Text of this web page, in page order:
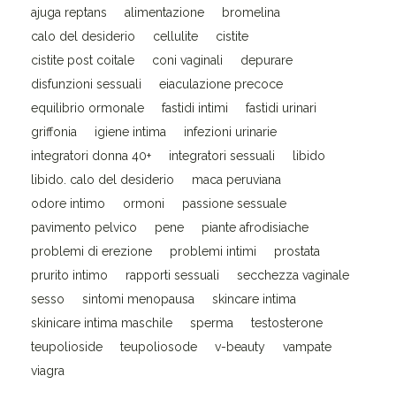
ajuga reptans alimentazione
bromelina
calo del desiderio
cellulite
cistite
cistite post coitale
coni vaginali
depurare
disfunzioni sessuali
eiaculazione precoce
equilibrio ormonale
fastidi intimi
fastidi urinari
griffonia
igiene intima
infezioni urinarie
integratori donna 40+
integratori sessuali
libido
libido. calo del desiderio
maca peruviana
odore intimo
ormoni
passione sessuale
pavimento pelvico
pene
piante afrodisiache
problemi di erezione
problemi intimi
prostata
prurito intimo
rapporti sessuali
secchezza vaginale
sesso
sintomi menopausa
skincare intima
skinicare intima maschile
sperma
testosterone
teupolioside
teupoliosode v-beauty
vampate
viagra